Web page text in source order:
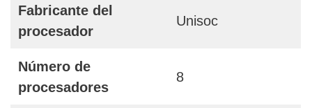
Fabricante del
procesador
Unisoc
Número de
procesadores
8